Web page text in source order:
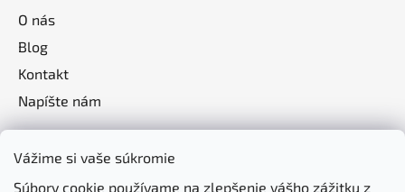
Vážime si vaše súkromie
Súbory cookie používame na zlepšenie vášho zážitku z
O nás
Blog
Kontakt
Napíšte nám